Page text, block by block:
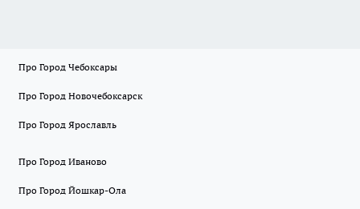
Про Город Чебоксары
Про Город Новочебоксарск
Про Город Ярославль
Про Город Иваново
Про Город Йошкар-Ола